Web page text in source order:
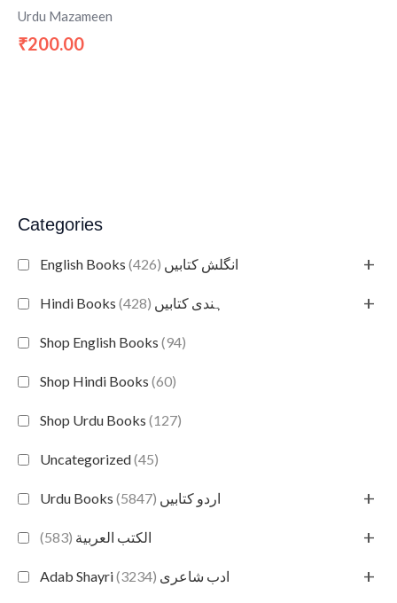
Categories
English Books انگلش کتابیں (426) +
Hindi Books ہندی کتابیں (428) +
Shop English Books (94)
Shop Hindi Books (60)
Shop Urdu Books (127)
Uncategorized(45)
Urdu Books اردو کتابیں (5847) +
الكتب العربية (583) +
Adab Shayri ادب شاعری (3234) +
Urdu Mazameen
₹200.00